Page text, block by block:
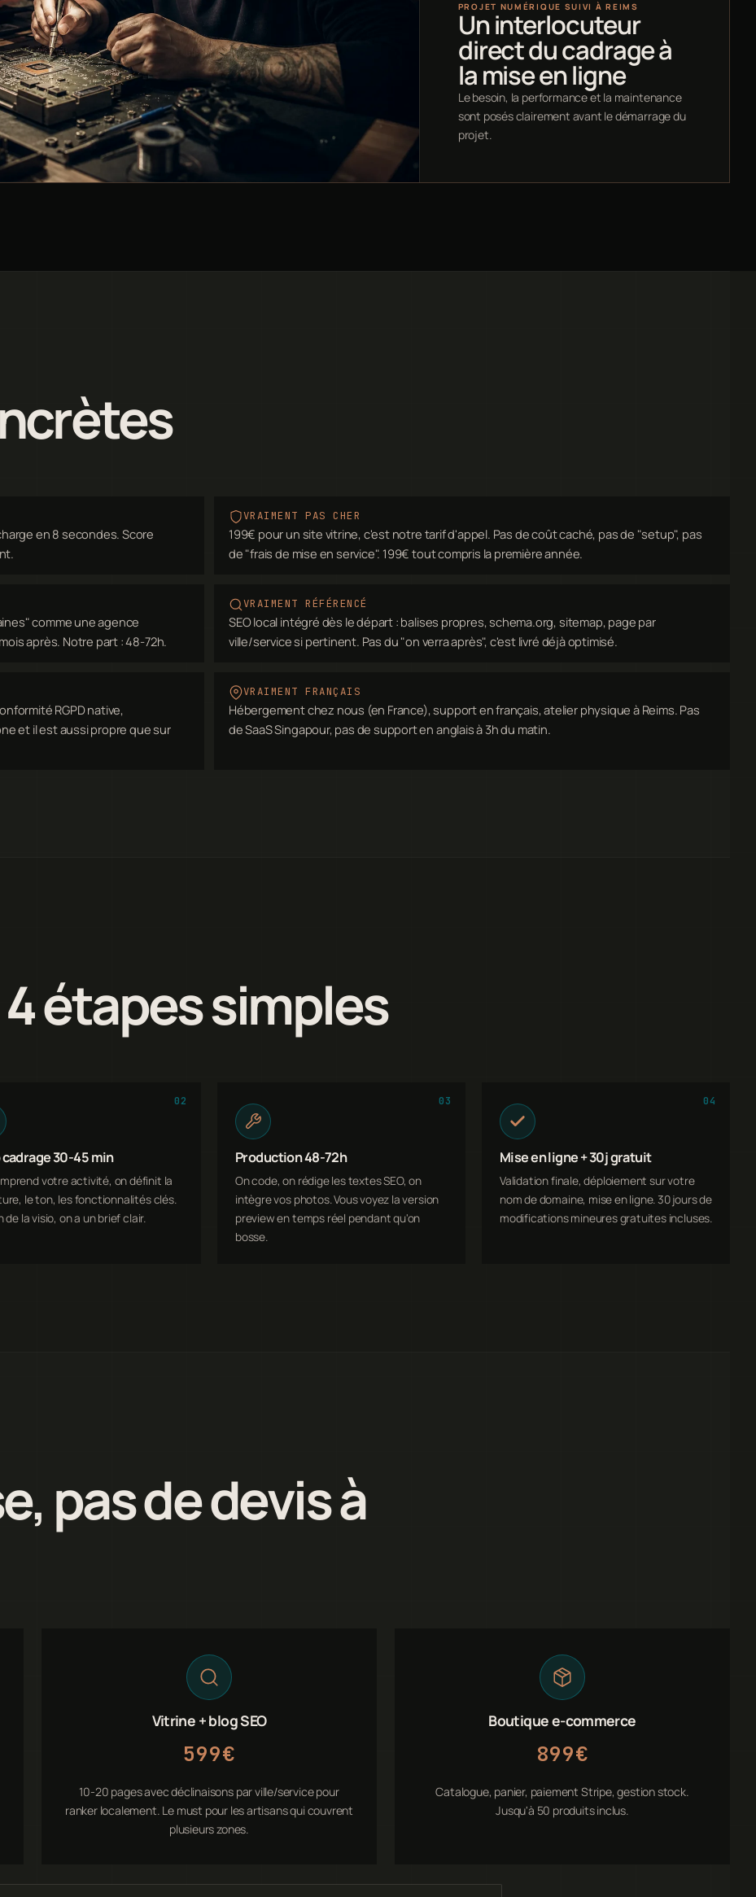
PROJET NUMÉRIQUE SUIVI À REIMS
Un interlocuteur
direct du cadrage à
la mise en ligne
Le besoin, la performance et la maintenance
sont posés clairement avant le démarrage du
projet.
en 8 secondes. Score
VRAIMENT PAS CHER
199€ pour un site vitrine, c'est notre tarif d'appel. Pas de coût caché, pas de "setup", pas
de "frais de mise en service". 199€ tout compris la première année.
comme une agence
après. Notre part : 48-72h.
VRAIMENT RÉFÉRENCÉ
SEO local intégré dès le départ : balises propres, schema.org, sitemap, page par
ville/service si pertinent. Pas du "on verra après", c'est livré déjà optimisé.
RGPD native,
et il est aussi propre que sur
VRAIMENT FRANÇAIS
Hébergement chez nous (en France), support en français, atelier physique à Reims. Pas
de SaaS Singapour, pas de support en anglais à 3h du matin.
étapes simples
02
30-45 min
votre activité, on définit la
le ton, les fonctionnalités clés.
de la visio, on a un brief clair.
03
Production 48-72h
On code, on rédige les textes SEO, on
intègre vos photos. Vous voyez la version
preview en temps réel pendant qu'on
bosse.
04
Mise en ligne + 30j gratuit
Validation finale, déploiement sur votre
nom de domaine, mise en ligne. 30 jours de
modifications mineures gratuites incluses.
pas de devis à
Vitrine + blog SEO
599€
10-20 pages avec déclinaisons par ville/service pour
ranker localement. Le must pour les artisans qui couvrent
plusieurs zones.
Boutique e-commerce
899€
Catalogue, panier, paiement Stripe, gestion stock.
Jusqu'à 50 produits inclus.